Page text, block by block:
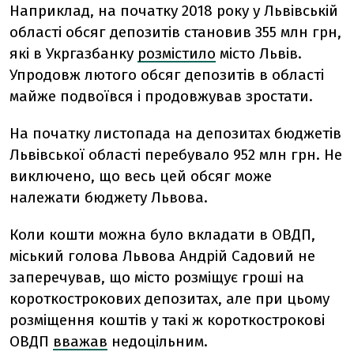
Наприклад, на початку 2018 року у Львівській
області обсяг депозитів становив 355 млн грн,
які в Укргазбанку розмістило місто Львів.
Упродовж лютого обсяг депозитів в області
майже подвоївся і продовжував зростати.
На початку листопада на депозитах бюджетів
Львівської області перебувало 952 млн грн. Не
виключено, що весь цей обсяг може
належати бюджету Львова.
Коли кошти можна було вкладати в ОВДП,
міський голова Львова Андрій Садовий не
заперечував, що місто розміщує гроші на
короткострокових депозитах, але при цьому
розміщення коштів у такі ж короткострокові
ОВДП вважав недоцільним.